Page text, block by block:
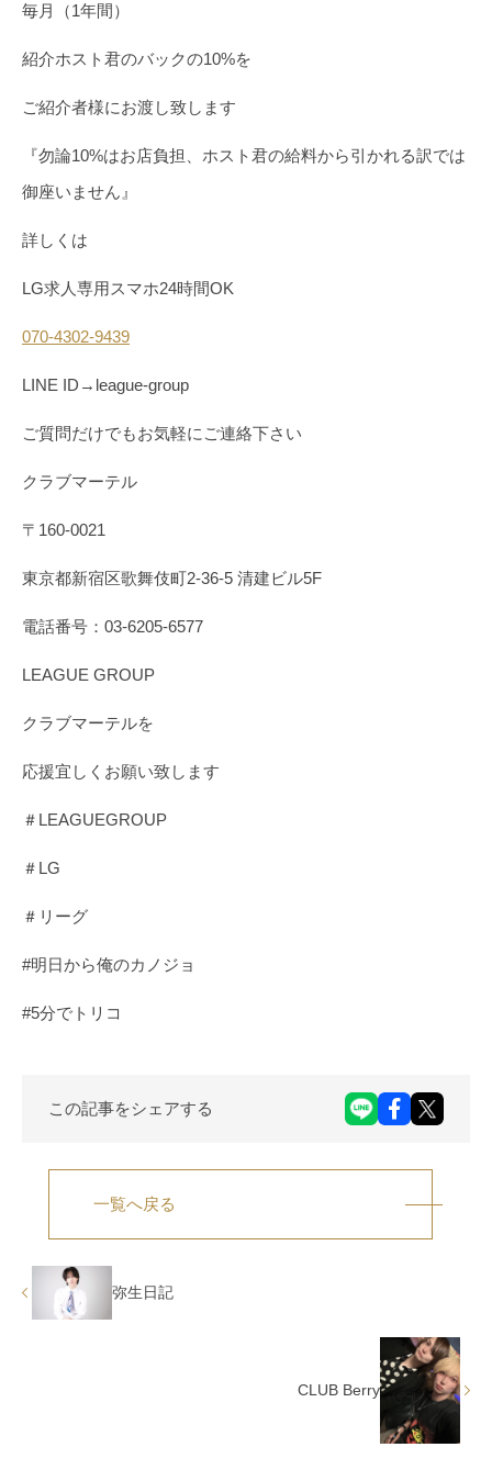
毎月（1年間）
紹介ホスト君のバックの10%を
ご紹介者様にお渡し致します
『勿論10%はお店負担、ホスト君の給料から引かれる訳では
御座いません』
詳しくは
LG求人専用スマホ24時間OK
070-4302-9439
LINE ID→league-group
ご質問だけでもお気軽にご連絡下さい
クラブマーテル
〒160-0021
東京都新宿区歌舞伎町2-36-5 清建ビル5F
電話番号：03-6205-6577
LEAGUE GROUP
クラブマーテルを
応援宜しくお願い致します
＃LEAGUEGROUP
＃LG
＃リーグ
#明日から俺のカノジョ
#5分でトリコ
この記事をシェアする
一覧へ戻る
弥生日記
CLUB Berry